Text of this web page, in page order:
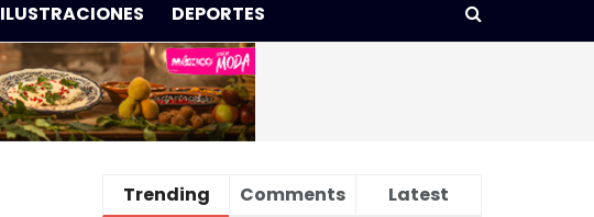
ILUSTRACIONES DEPORTES
Trending Comments Latest